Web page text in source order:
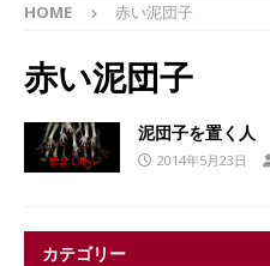
HOME 赤い泥団子
赤い泥団子
泥団子を置く人
2014年5月23日
カテゴリー